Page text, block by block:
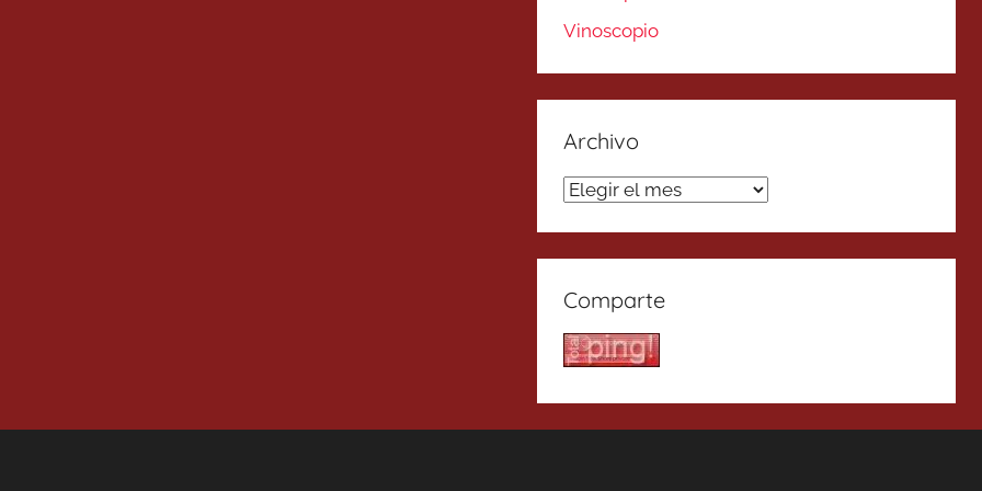
Vinoscopio
Archivo
Archivo
Comparte